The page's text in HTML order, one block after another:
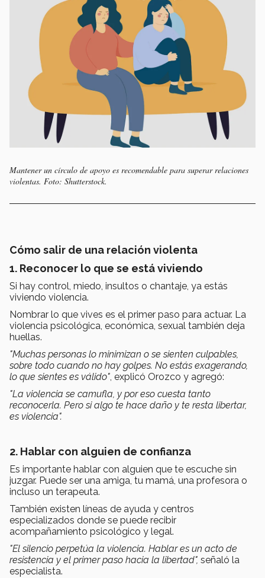
Mantener un círculo de apoyo es recomendable para superar relaciones
violentas. Foto: Shutterstock.
Cómo salir de una relación violenta
1. Reconocer lo que se está viviendo
Si hay control, miedo, insultos o chantaje, ya estás
viviendo violencia.
Nombrar lo que vives es el primer paso para actuar. La
violencia psicológica, económica, sexual también deja
huellas.
"Muchas personas lo minimizan o se sienten culpables,
sobre todo cuando no hay golpes. No estás exagerando,
lo que sientes es válido", explicó Orozco y agregó:
"La violencia se camufla, y por eso cuesta tanto
reconocerla. Pero si algo te hace daño y te resta libertar,
es violencia".
2. Hablar con alguien de confianza
Es importante hablar con alguien que te escuche sin
juzgar. Puede ser una amiga, tu mamá, una profesora o
incluso un terapeuta.
También existen líneas de ayuda y centros
especializados donde se puede recibir
acompañamiento psicológico y legal.
"El silencio perpetúa la violencia. Hablar es un acto de
resistencia y el primer paso hacia la libertad", señaló la
especialista.